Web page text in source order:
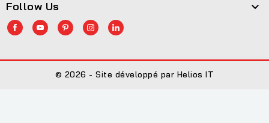
Follow Us 
© 2026 - Site développé par Helios IT